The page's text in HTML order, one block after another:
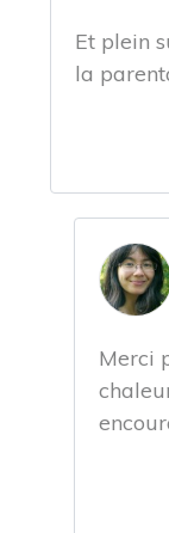
Et plein
la
Merci